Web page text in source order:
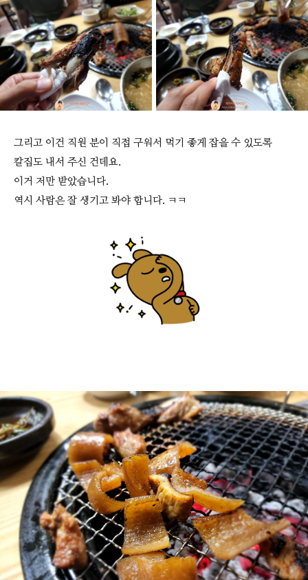
그리고 이건 직원 분이 직접 구워서 먹기 좋게 잡을 수 있도록
칼집도 내서 주신 건데요.
이거 저만 받았습니다.
역시 사람은 잘 생기고 봐야 합니다. ㅋㅋ